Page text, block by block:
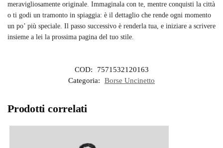
meravigliosamente originale. Immaginala con te, mentre conquisti la città
o ti godi un tramonto in spiaggia: è il dettaglio che rende ogni momento
un po’ più speciale. Il passo successivo è renderla tua, e iniziare a scrivere
insieme a lei la prossima pagina del tuo stile.
COD:
7571532120163
Categoria:
Borse Uncinetto
Prodotti correlati